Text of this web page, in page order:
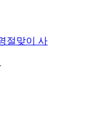
절맞이 사